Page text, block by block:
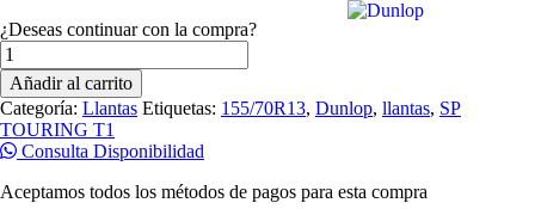
¿Deseas continuar con la compra?
Llantas
Dunlop
SP
TOURING
T1
155/70R13
Añadir al carrito
Categoría: Llantas Etiquetas: 155/70R13, Dunlop, llantas, SP
TOURING T1
Consulta Disponibilidad
Aceptamos todos los métodos de pagos para esta compra